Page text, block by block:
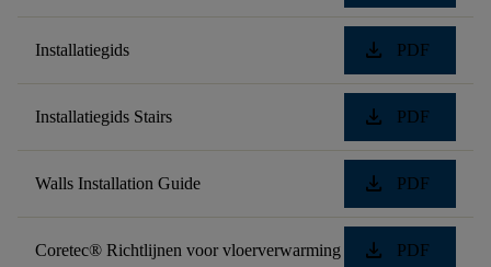
Installatiegids download PDF
Installatiegids Stairs download PDF
Walls Installation Guide download PDF
Coretec® Richtlijnen voor vloerverwarming download PDF